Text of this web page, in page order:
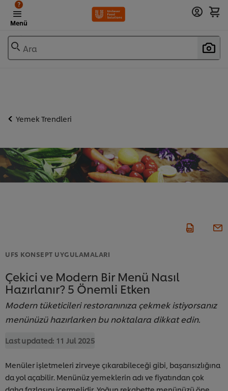
Menü
?
Ara
Yemek Trendleri
UFS KONSEPT UYGULAMALARI
Çekici ve Modern Bir Menü Nasıl
Hazırlanır? 5 Önemli Etken
Modern tüketicileri restoranınıza çekmek istiyorsanız
menünüzü hazırlarken bu noktalara dikkat edin.
Last updated: 11 Jul 2025
Menüler işletmeleri zirveye çıkarabileceği gibi, başarısızlığına
da yol açabilir. Menünüz yemeklerin adı ve fiyatından çok